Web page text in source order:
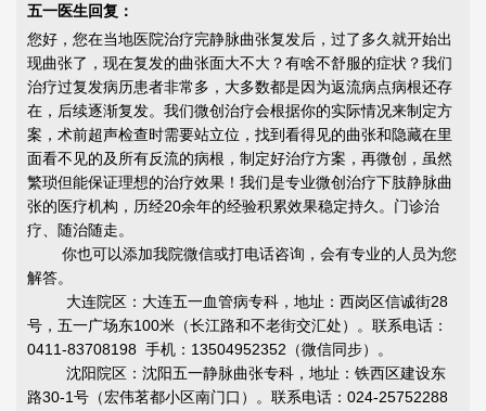
五一医生回复：
您好，您在当地医院治疗完静脉曲张复发后，过了多久就开始出
现曲张了，现在复发的曲张面大不大？有啥不舒服的症状？我们
治疗过复发病历患者非常多，大多数都是因为返流病点病根还存
在，后续逐渐复发。我们微创治疗会根据你的实际情况来制定方
案，术前超声检查时需要站立位，找到看得见的曲张和隐藏在里
面看不见的及所有反流的病根，制定好治疗方案，再微创，虽然
繁琐但能保证理想的治疗效果 ！我们是专业微创治疗下肢静脉曲
张的医疗机构，历经20余年的经验积累效果稳定持久。门诊治
疗、随治随走。
你也可以添加我院微信或打电话咨询，会有专业的人员为您
解答。
大连院区：大连五一血管病专科，地址：西岗区信诚街28
号，五一广场东100米（长江路和不老街交汇处）。联系电话：
0411-83708198 手机：13504952352（微信同步）。
沈阳院区：沈阳五一静脉曲张专科，地址：铁西区建设东
路30-1号（宏伟茗都小区南门口）。联系电话：024-25752288